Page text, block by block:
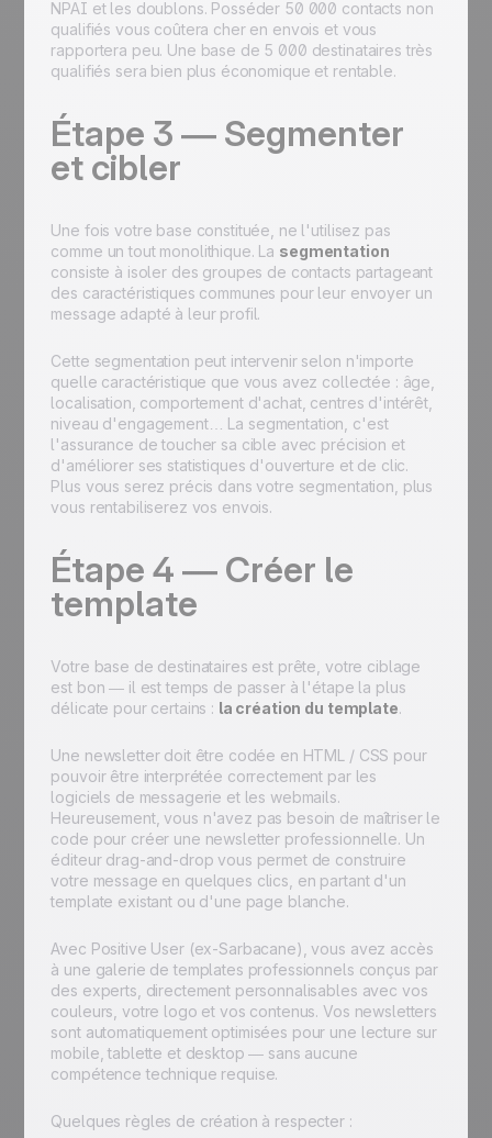
NPAI et les doublons. Posséder 50 000 contacts non
qualifiés vous coûtera cher en envois et vous
rapportera peu. Une base de 5 000 destinataires très
qualifiés sera bien plus économique et rentable.
Étape 3 — Segmenter
et cibler
Une fois votre base constituée, ne l'utilisez pas
comme un tout monolithique. La segmentation
consiste à isoler des groupes de contacts partageant
des caractéristiques communes pour leur envoyer un
message adapté à leur profil.
Cette segmentation peut intervenir selon n'importe
quelle caractéristique que vous avez collectée : âge,
localisation, comportement d'achat, centres d'intérêt,
niveau d'engagement… La segmentation, c'est
l'assurance de toucher sa cible avec précision et
d'améliorer ses statistiques d'ouverture et de clic.
Plus vous serez précis dans votre segmentation, plus
vous rentabiliserez vos envois.
Étape 4 — Créer le
template
Votre base de destinataires est prête, votre ciblage
est bon — il est temps de passer à l'étape la plus
délicate pour certains : la création du template.
Une newsletter doit être codée en HTML / CSS pour
pouvoir être interprétée correctement par les
logiciels de messagerie et les webmails.
Heureusement, vous n'avez pas besoin de maîtriser le
code pour créer une newsletter professionnelle. Un
éditeur drag-and-drop vous permet de construire
votre message en quelques clics, en partant d'un
template existant ou d'une page blanche.
Avec Positive User (ex-Sarbacane), vous avez accès
à une galerie de templates professionnels conçus par
des experts, directement personnalisables avec vos
couleurs, votre logo et vos contenus. Vos newsletters
sont automatiquement optimisées pour une lecture sur
mobile, tablette et desktop — sans aucune
compétence technique requise.
Quelques règles de création à respecter :